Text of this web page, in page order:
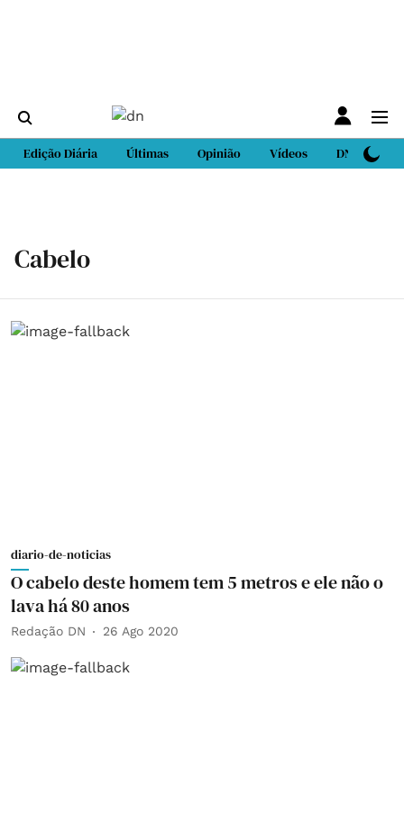
Edição Diária Últimas Opinião Vídeos DN Sport
Cabelo
diario-de-noticias
O cabelo deste homem tem 5 metros e ele não o
lava há 80 anos
Redação DN 26 Ago 2020